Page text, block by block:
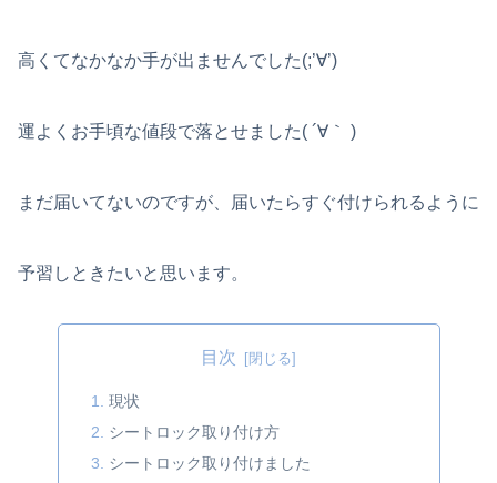
高くてなかなか手が出ませんでした(;’∀’)
運よくお手頃な値段で落とせました( ´∀｀ )
まだ届いてないのですが、届いたらすぐ付けられるように
予習しときたいと思います。
目次
現状
シートロック取り付け方
シートロック取り付けました